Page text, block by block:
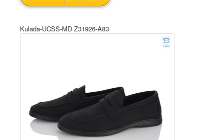
Kulada-UCSS-MD Z31926-A83